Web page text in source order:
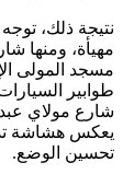
نتيجة ذلك،
مهيأة، ومنها
مسجد المولى
طوابير
شارع مولاي
يعكس هشاشة
تحسين الوضع.